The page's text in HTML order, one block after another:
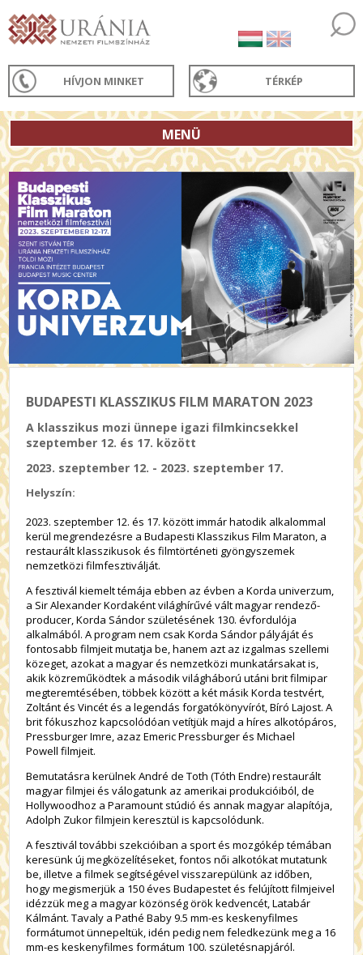
HÍVJON MINKET TÉRKÉP
MENÜ
BUDAPESTI KLASSZIKUS FILM MARATON 2023
A klasszikus mozi ünnepe igazi filmkincsekkel
szeptember 12. és 17. között
2023. szeptember 12. - 2023. szeptember 17.
Helyszín:
2023. szeptember 12. és 17. között immár hatodik alkalommal
kerül megrendezésre a Budapesti Klasszikus Film Maraton, a
restaurált klasszikusok és filmtörténeti gyöngyszemek
nemzetközi filmfesztiválját.
A fesztivál kiemelt témája ebben az évben aKorda univerzum,
a Sir Alexander Kordaként világhírűvé vált magyar rendező-
producer, Korda Sándor születésének 130. évfordulója
alkalmából. A program nem csak Korda Sándor pályáját és
fontosabb filmjeit mutatja be, hanem azt az izgalmas szellemi
közeget, azokat a magyar és nemzetközi munkatársakat is,
akik közreműködtek a második világháború utáni brit filmipar
megteremtésében, többek között a két másik Korda testvért,
Zoltánt és Vincét és a legendás forgatókönyvírót, Bíró Lajost. A
brit fókuszhoz kapcsolódóan vetítjük majd a híres alkotópáros,
Pressburger Imre, azazEmeric Pressburger és Michael
Powell filmjeit.
Bemutatásra kerülnekAndré de Toth (Tóth Endre) restaurált
magyar filmjei és válogatunk az amerikai produkcióiból, de
Hollywoodhoz aParamount stúdió és annak magyar alapítója,
Adolph Zukorfilmjein keresztül is kapcsolódunk.
A fesztivál további szekcióiban a sport és mozgókép témában
keresünk új megközelítéseket, fontosnői alkotókatmutatunk
be, illetve a filmek segítségével visszarepülünk az időben,
hogy megismerjük a 150 éves Budapestet és felújított filmjeivel
idézzük meg a magyar közönség örök kedvencét,Latabár
Kálmánt. Tavaly a Pathé Baby 9.5 mm-es keskenyfilmes
formátumot ünnepeltük, idén pedig nem feledkezünk meg a 16
mm-es keskenyfilmes formátum 100. születésnapjáról.